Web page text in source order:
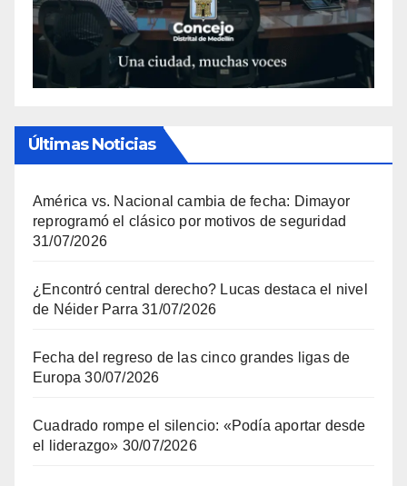
Últimas Noticias
América vs. Nacional cambia de fecha: Dimayor
reprogramó el clásico por motivos de seguridad
31/07/2026
¿Encontró central derecho? Lucas destaca el nivel
de Néider Parra 31/07/2026
Fecha del regreso de las cinco grandes ligas de
Europa 30/07/2026
Cuadrado rompe el silencio: «Podía aportar desde
el liderazgo» 30/07/2026